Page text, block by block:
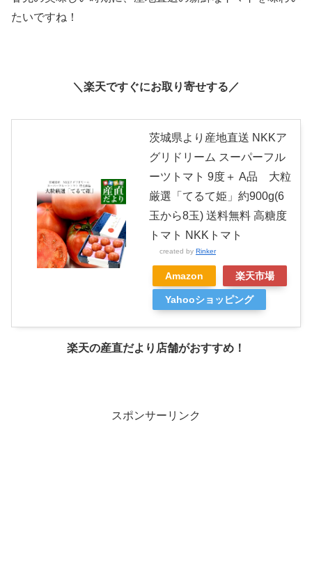
たいですね！
＼楽天ですぐにお取り寄せする／
茨城県より産地直送 NKKア
グリドリーム スーパーフル
ーツトマト 9度＋ A品 大粒
厳選「てるて姫」約900g(6
玉から8玉) 送料無料 高糖度
トマト NKKトマト
created by Rinker
Amazon 楽天市場
Yahooショッピング
楽天の産直だより店舗がおすすめ！
スポンサーリンク